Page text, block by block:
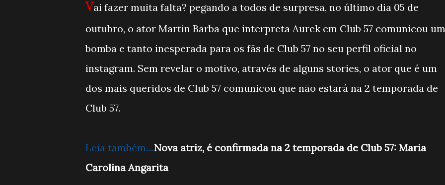
Vai fazer muita falta? pegando a todos de surpresa, no último dia 05 de
outubro, o ator Martin Barba que interpreta Aurek em Club 57 comunicou um
bomba e tanto inesperada para os fãs de Club 57 no seu perfil oficial no
instagram. Sem revelar o motivo, através de alguns stories, o ator que é um
dos mais queridos de Club 57 comunicou que não estará na 2 temporada de
Club 57.
Leia também....Nova atriz, é confirmada na 2 temporada de Club 57: Maria
Carolina Angarita